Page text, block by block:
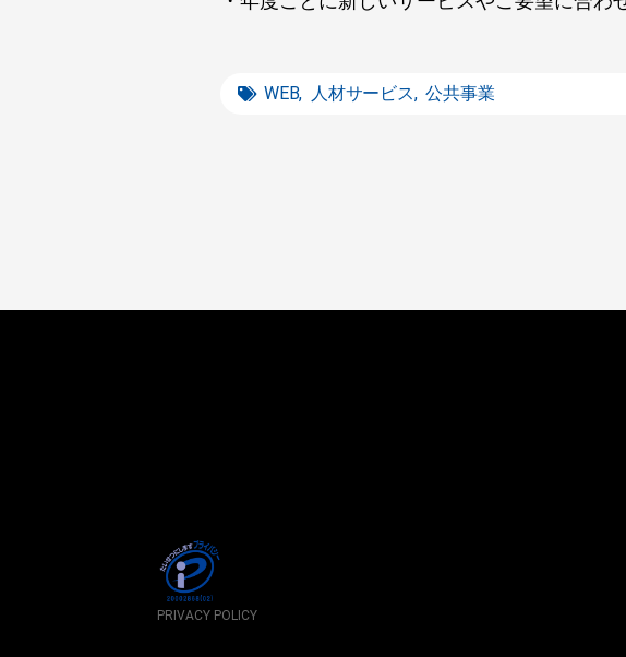
WEB, 人材サービス,公共事業
PRIVACY POLICY